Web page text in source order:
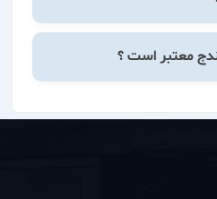
معتبر است ؟